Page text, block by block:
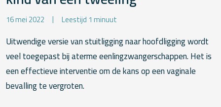
16 mei 2022 Leestijd 1 minuut
Uitwendige versie van stuitligging naar hoofdligging wordt
veel toegepast bij aterme eenlingzwangerschappen. Het is
een effectieve interventie om de kans op een vaginale
bevalling te vergroten.